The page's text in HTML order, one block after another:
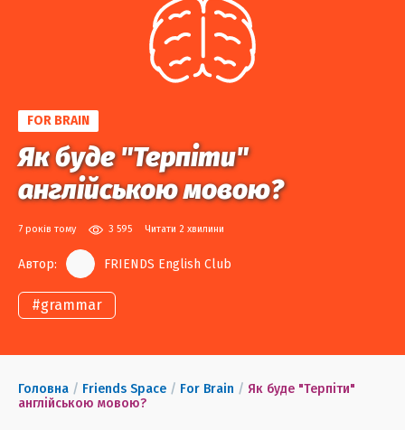
FOR BRAIN
Як буде "Терпіти"
англійською мовою?
7 років тому 3 595 Читати 2 хвилини
Автор: FRIENDS English Club
#grammar
Головна / Friends Space / For Brain / Як буде "Терпіти"
англійською мовою?